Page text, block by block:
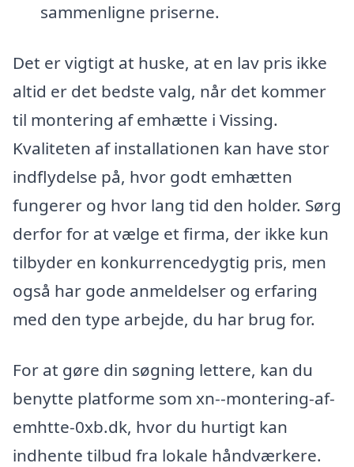
sammenligne priserne.
Det er vigtigt at huske, at en lav pris ikke
altid er det bedste valg, når det kommer
til montering af emhætte i Vissing.
Kvaliteten af installationen kan have stor
indflydelse på, hvor godt emhætten
fungerer og hvor lang tid den holder. Sørg
derfor for at vælge et firma, der ikke kun
tilbyder en konkurrencedygtig pris, men
også har gode anmeldelser og erfaring
med den type arbejde, du har brug for.
For at gøre din søgning lettere, kan du
benytte platforme som xn--montering-af-
emhtte-0xb.dk, hvor du hurtigt kan
indhente tilbud fra lokale håndværkere.